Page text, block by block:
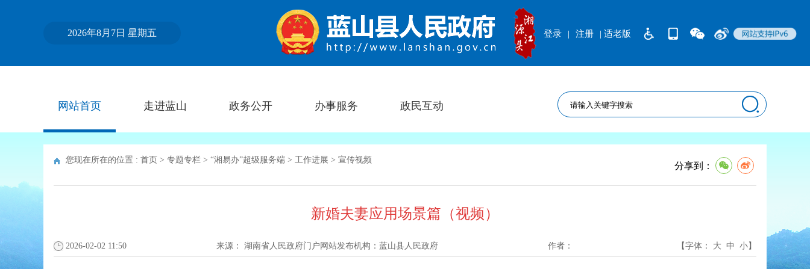
2026年8月7日 星期五 | 适老版
登录 | 注册
网站首页 走进蓝山 政务公开 办事服务 政民互动
您现在所在的位置 : 首页 > 专题专栏 > “湘易办”超级服务端 > 工作进展 > 宣传视频
分享到：
新婚夫妻应用场景篇（视频）
2026-02-02 11:50 来源： 湖南省人民政府门户网站发布机构： 蓝山县人民政府 作者： 【字体： 大 中 小】